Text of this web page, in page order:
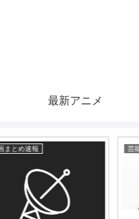
最新アニメ
爆速ニュースちゃん